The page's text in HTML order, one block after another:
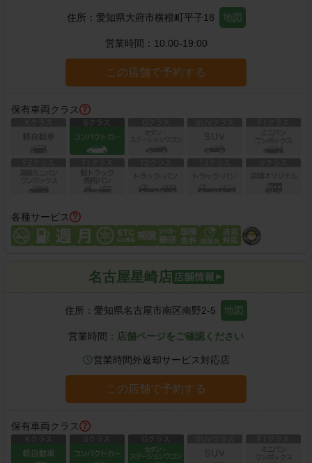
住所： 愛知県大府市横根町平子18 地図
営業時間： 10:00-19:00
この店舗で予約する
保有車両クラス
各種サービス
名古屋星崎店
住所： 愛知県名古屋市南区南野2-5 地図
営業時間： 店舗ページをご確認ください
営業時間外返却サービス対応店
この店舗で予約する
保有車両クラス